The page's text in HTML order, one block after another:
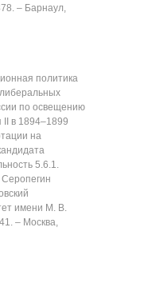
‒ Барнаул,
политика
по освещению
в 1894‒1899
на
5.6.1.
имени М. В.
‒ Москва,